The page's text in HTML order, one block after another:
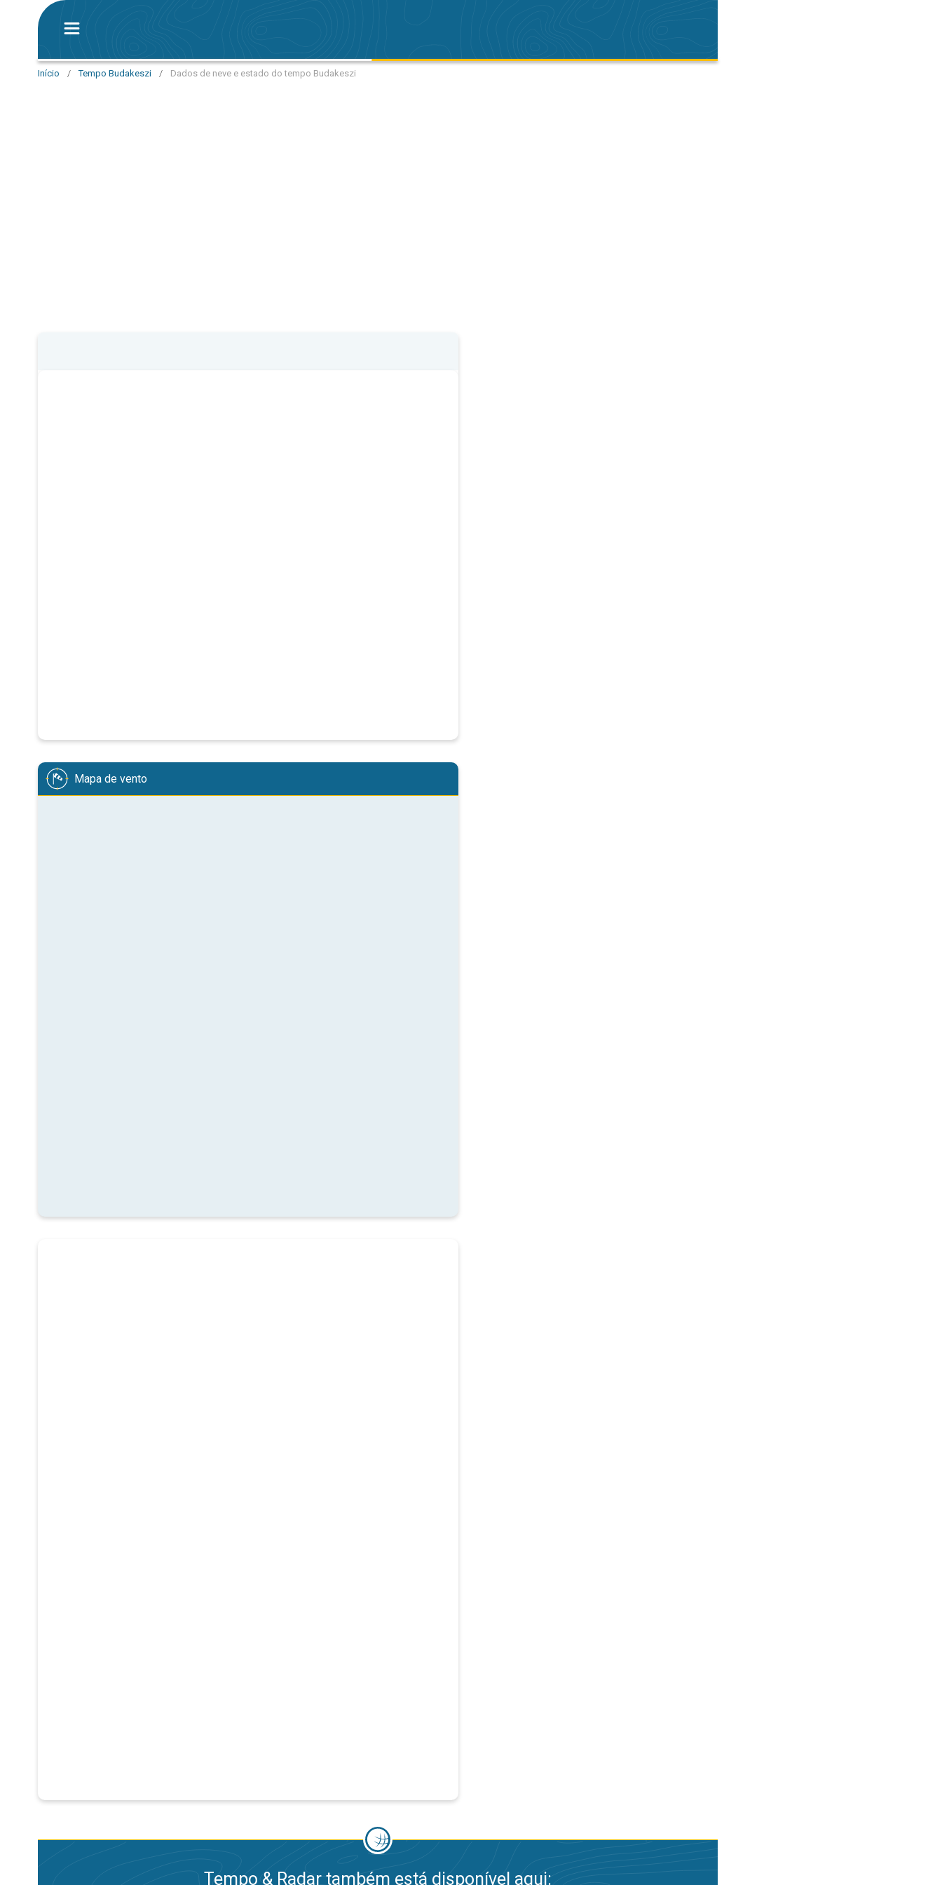
Início / Tempo Budakeszi / Dados de neve e estado do tempo Budakeszi
Mapa de vento
Tempo & Radar também está disponível aqui: